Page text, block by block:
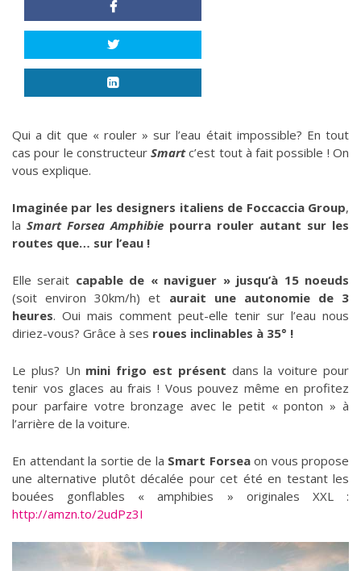
Qui a dit que « rouler » sur l’eau était impossible? En tout
cas pour le constructeurSmartc’est tout à fait possible ! On
vous explique.
Imaginée par les designers italiens de Foccaccia Group,
la Smart Forsea Amphibie pourra rouler autant sur les
routes que… sur l’eau !
Elle serait capable de « naviguer » jusqu’à 15 noeuds
(soit environ 30km/h) et aurait une autonomie de 3
heures. Oui mais comment peut-elle tenir sur l’eau nous
diriez-vous? Grâce à ses roues inclinables à 35° !
Le plus? Un mini frigo est présent dans la voiture pour
tenir vos glaces au frais ! Vous pouvez même en profitez
pour parfaire votre bronzage avec le petit « ponton » à
l’arrière de la voiture.
En attendant la sortie de la Smart Forseaon vous propose
une alternative plutôt décalée pour cet été en testant les
bouées gonflables « amphibies » originales XXL :
http://amzn.to/2udPz3I